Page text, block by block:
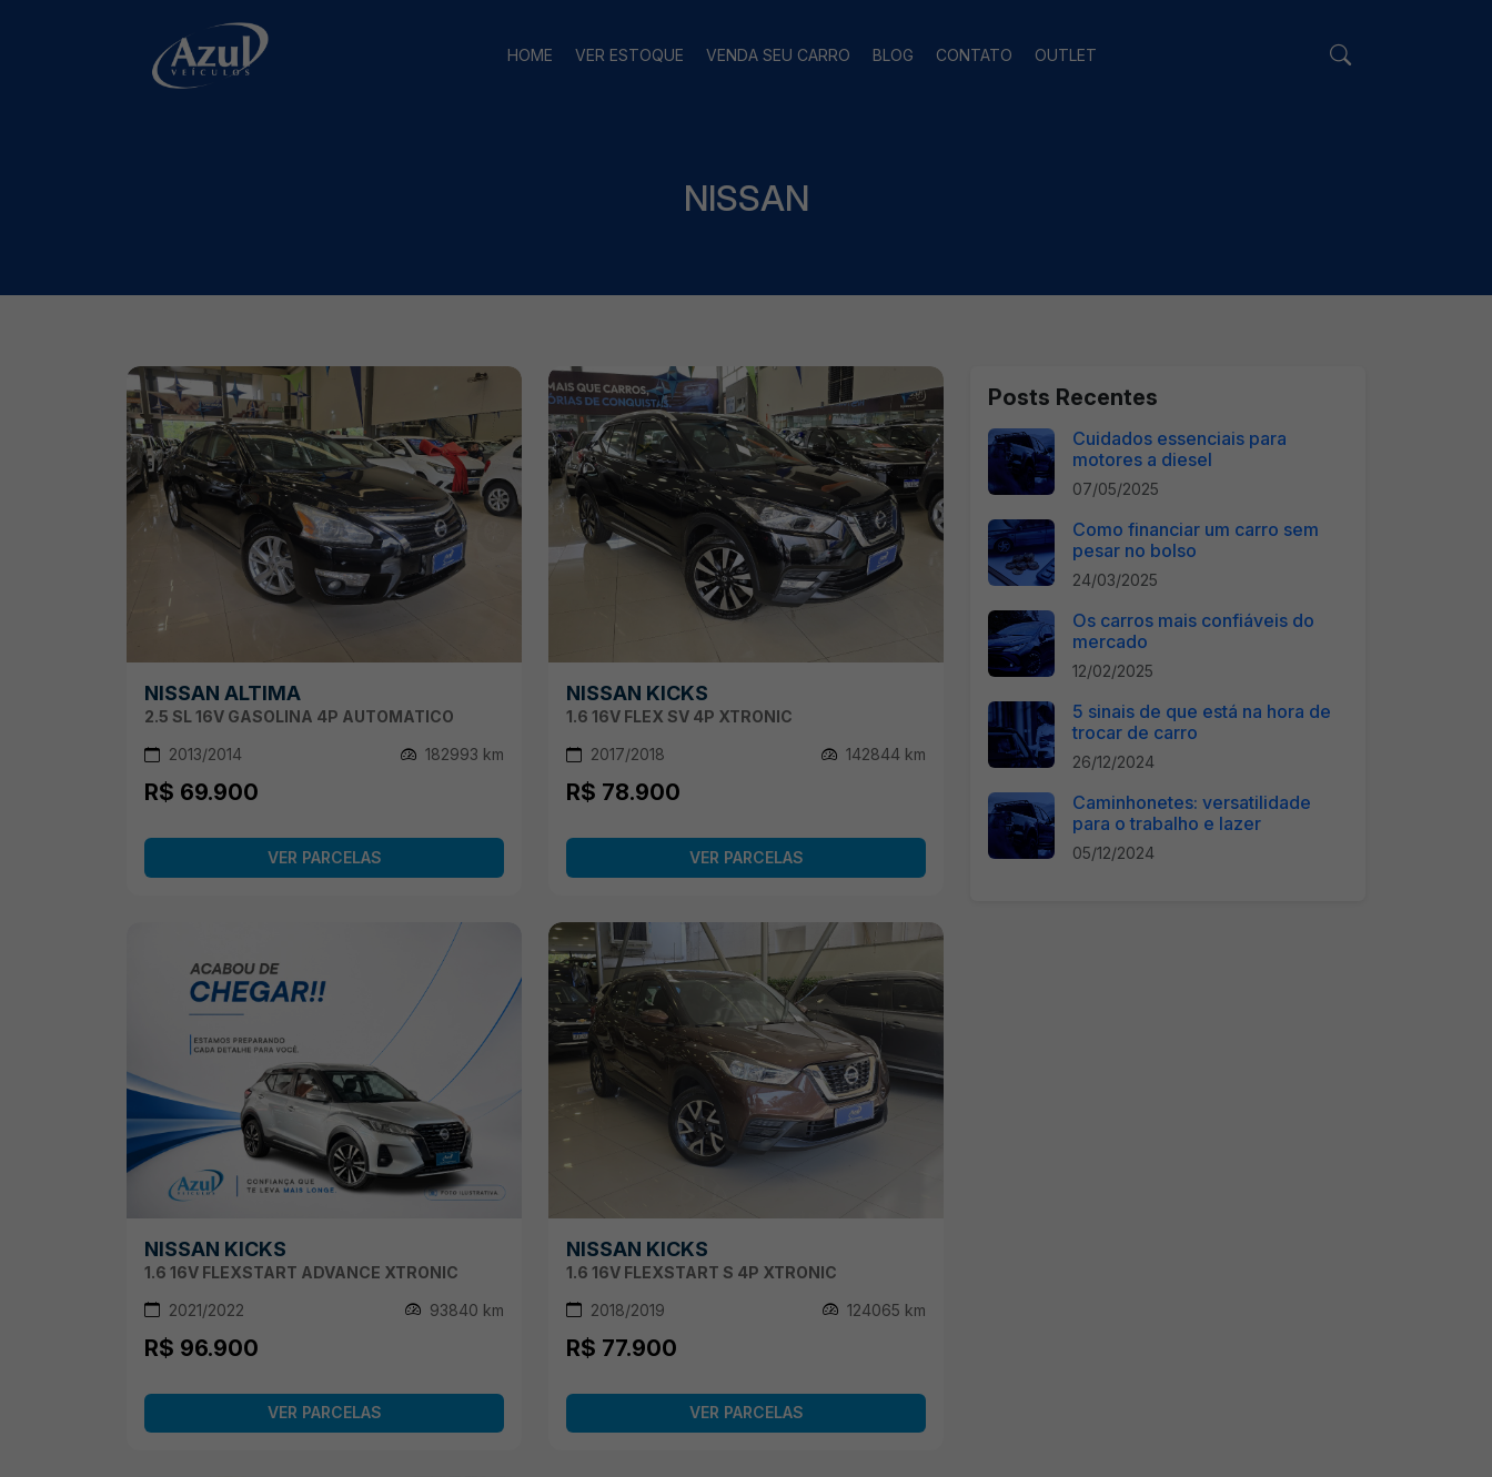
HOME VER ESTOQUE VENDA SEU CARRO BLOG CONTATO OUTLET
NISSAN
NISSAN ALTIMA
2.5 SL 16V GASOLINA 4P AUTOMATICO
2013/2014
182993 km
R$ 69.900
VER PARCELAS
NISSAN KICKS
1.6 16V FLEX SV 4P XTRONIC
2017/2018
142844 km
R$ 78.900
VER PARCELAS
NISSAN KICKS
1.6 16V FLEXSTART ADVANCE XTRONIC
2021/2022
93840 km
R$ 96.900
VER PARCELAS
NISSAN KICKS
1.6 16V FLEXSTART S 4P XTRONIC
2018/2019
124065 km
R$ 77.900
VER PARCELAS
Posts Recentes
Cuidados essenciais para
motores a diesel
07/05/2025
Como financiar um carro sem
pesar no bolso
24/03/2025
Os carros mais confiáveis do
mercado
12/02/2025
5 sinais de que está na hora de
trocar de carro
26/12/2024
Caminhonetes: versatilidade
para o trabalho e lazer
05/12/2024